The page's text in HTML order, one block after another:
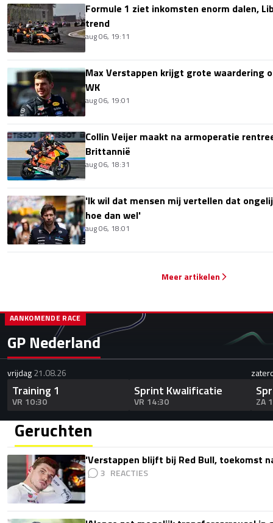
Formule 1 ziet inkomsten enorm dalen,
trend
aug 06, 19:11
Max Verstappen krijgt grote waardering
WK
aug 06, 19:01
Collin Veijer maakt na armoperatie
Brittannië
aug 06, 18:31
'Ik wil dat mensen mij vertellen dat
hoe dan wel'
aug 06, 18:01
Meer artikelen
GP Nederland
AANKOMENDE RACE
vrijdag21.08.26
Training 1
VR 10:30
Sprint Kwalificatie
VR 14:30 ZA
Geruchten
'Verstappen blijft bij Red Bull, toekomst
3